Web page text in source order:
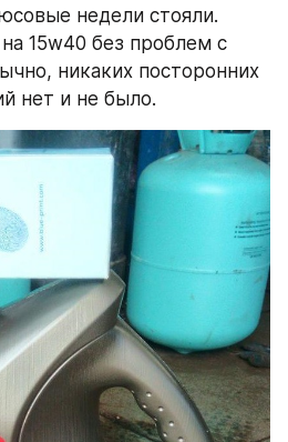
недели стояли.
15w40 без проблем с
никаких посторонних
нет и не было.